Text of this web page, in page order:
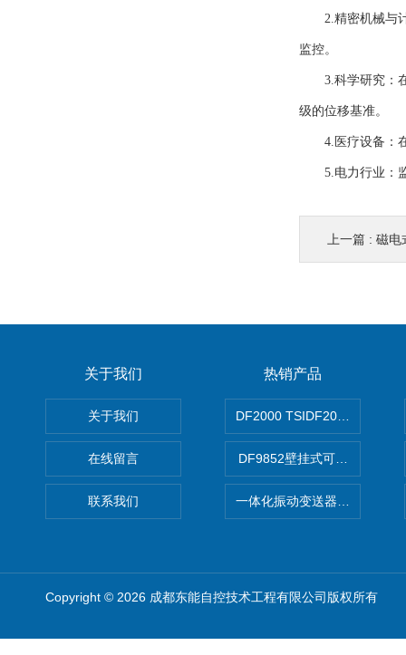
2.精密机械与计
监控。
3.科学研究：在
级的位移基准。
4.医疗设备：在
5.电力行业：监
上一篇 : 磁电
关于我们
关于我们
在线留言
联系我们
热销产品
DF2000 TSIDF2000可编程
DF9852壁挂式可编程双通道
一体化振动变送器DN3200
Copyright © 2026 成都东能自控技术工程有限公司版权所有